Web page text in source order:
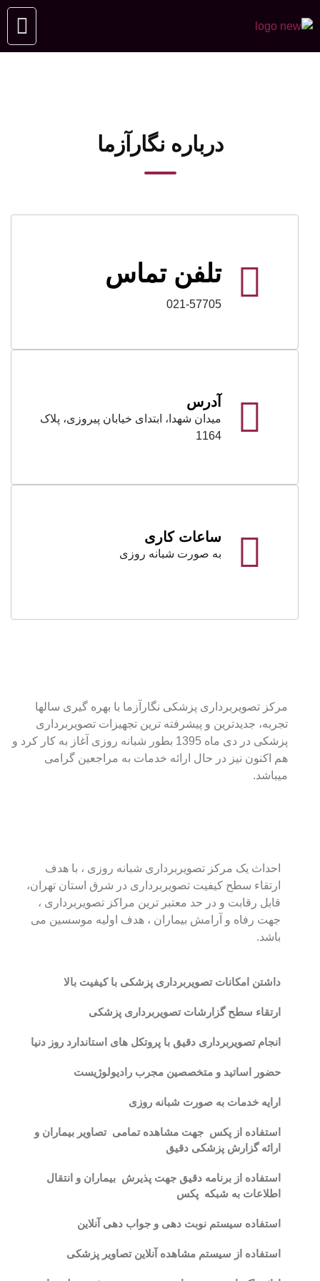
درباره نگارآزما
تلفن تماس
021-57705
آدرس
میدان شهدا، ابتدای خیابان پیروزی، پلاک
1164
ساعات کاری
به صورت شبانه روزی
مرکز تصویربرداری پزشکی نگارآزما با بهره گیری سالها
تجربه، جدیدترین و پیشرفته ترین تجهیزات تصویربرداری
پزشکی در دی ماه 1395 بطور شبانه روزی آغاز به کار کرد و
هم اکنون نیز در حال ارائه خدمات به مراجعین گرامی
میباشد.
احداث یک مرکز تصویربرداری شبانه روزی ، با هدف
ارتقاء سطح کیفیت تصویربرداری در شرق استان تهران،
قابل رقابت و در حد معتبر ترین مراکز تصویربرداری ،
جهت رفاه و آرامش بیماران ، هدف اولیه موسسین می
باشد.
داشتن امکانات تصویربرداری پزشکی با کیفیت بالا
ارتقاء سطح گزارشات تصویربرداری پزشکی
انجام تصویربرداری دقیق با پروتکل های استاندارد روز دنیا
حضور اساتید و متخصصین مجرب رادیولوژیست
ارایه خدمات به صورت شبانه روزی
استفاده از پکس جهت مشاهده تمامی تصاویر بیماران و
ارائه گزارش پزشکی دقیق
استفاده از برنامه دقیق جهت پذیرش بیماران و انتقال
اطلاعات به شبکه پکس
استفاده سیستم نوبت دهی و جواب دهی آنلاین
استفاده از سیستم مشاهده آنلاین تصاویر پزشکی